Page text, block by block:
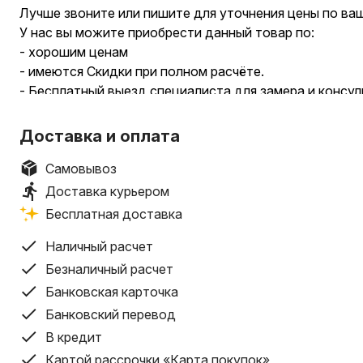
Лучше звоните или пишите для уточнения цены по
У нас вы можите приобрести данный товар по:
- хорошим ценам
- имеются Скидки при полном расчёте.
- Бесплатный выезд специалиста для замера и
дома.
-Широкий выбор профилей.
Производим изделия любой сложности и цвета, а
стеклопакеты любого размера. Имеются шпросы как
Наш товар соответствуют всем требованиям СТБ,
качества!!!
-Окна с системой энергосбережения,
годы. Устройство пластикового окна позволяет
или частном доме.
- Надежный монтаж.
Установка окон производится в соответствии с
Замер делается в удобное для вас время. Имеется
Доставка и оплата
Самовывоз
Доставка курьером
Бесплатная доставка
Наличный расчет
Безналичный расчет
Банковская карточка
Банковский перевод
В кредит
Картой рассрочки «Карта покупок»